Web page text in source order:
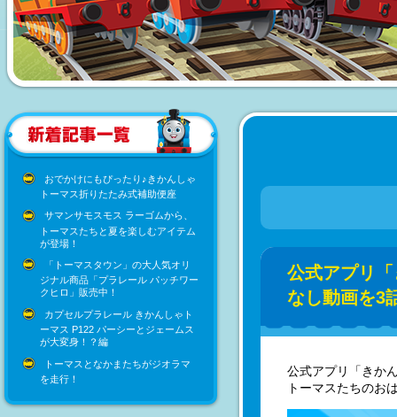
おでかけにもぴったり♪きかんしゃ
トーマス折りたたみ式補助便座
サマンサモスモス ラーゴムから、
トーマスたちと夏を楽しむアイテム
が登場！
「トーマスタウン」の大人気オリ
ジナル商品「プラレール パッチワー
クヒロ」販売中！
カプセルプラレール きかんしゃト
ーマス P122 パーシーとジェームス
が大変身！？編
トーマスとなかまたちがジオラマ
を走行！
公式アプリ
なし動画を3
公式アプリ「きか
トーマスたちのお